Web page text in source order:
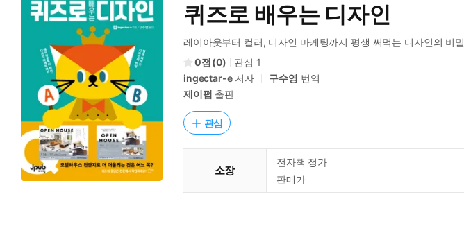
퀴즈로 배우는 디자인
레이아웃부터 컬러, 디자인 마케팅까지 평생 써먹는 디자인의 비밀
0
(0) 관심 1
ingectar-e저자 구수영 번역
제이펍 출판
관심
소장
전자책 정가
판매가